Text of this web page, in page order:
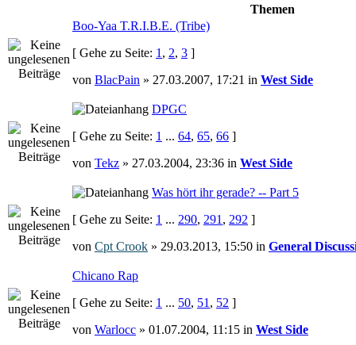
Themen
Boo-Yaa T.R.I.B.E. (Tribe)
[ Gehe zu Seite: 1 , 2, 3 ]
von BlacPain » 27.03.2007, 17:21 in West Side
DPGC
[ Gehe zu Seite: 1 ... 64, 65, 66 ]
von Tekz » 27.03.2004, 23:36 in West Side
Was hört ihr gerade? -- Part 5
[ Gehe zu Seite: 1 ... 290, 291 , 292 ]
von Cpt Crook » 29.03.2013, 15:50 in General
Chicano Rap
[ Gehe zu Seite: 1 ... 50, 51 , 52 ]
von Warlocc » 01.07.2004, 11:15 in West Side